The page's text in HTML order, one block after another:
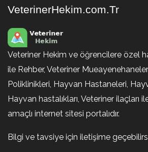
VeterinerHekim.com.Tr
Veteriner Hekim ve öğrencilere özel
ile Rehber, Veteriner
Poliklinikleri, Hayvan Hastaneleri,
Hayvan hastalıkları, Veteriner ilaçları
amaçlı internet sitesi portalıdır.
Bilgi ve tavsiye için iletişime